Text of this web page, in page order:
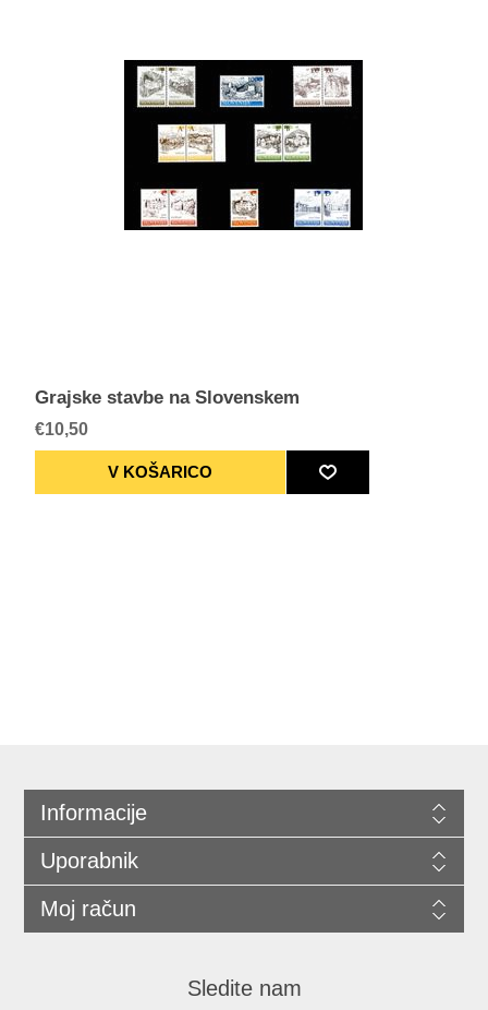
Grajske stavbe na Slovenskem
€10,50
Informacije
Uporabnik
Moj račun
Sledite nam